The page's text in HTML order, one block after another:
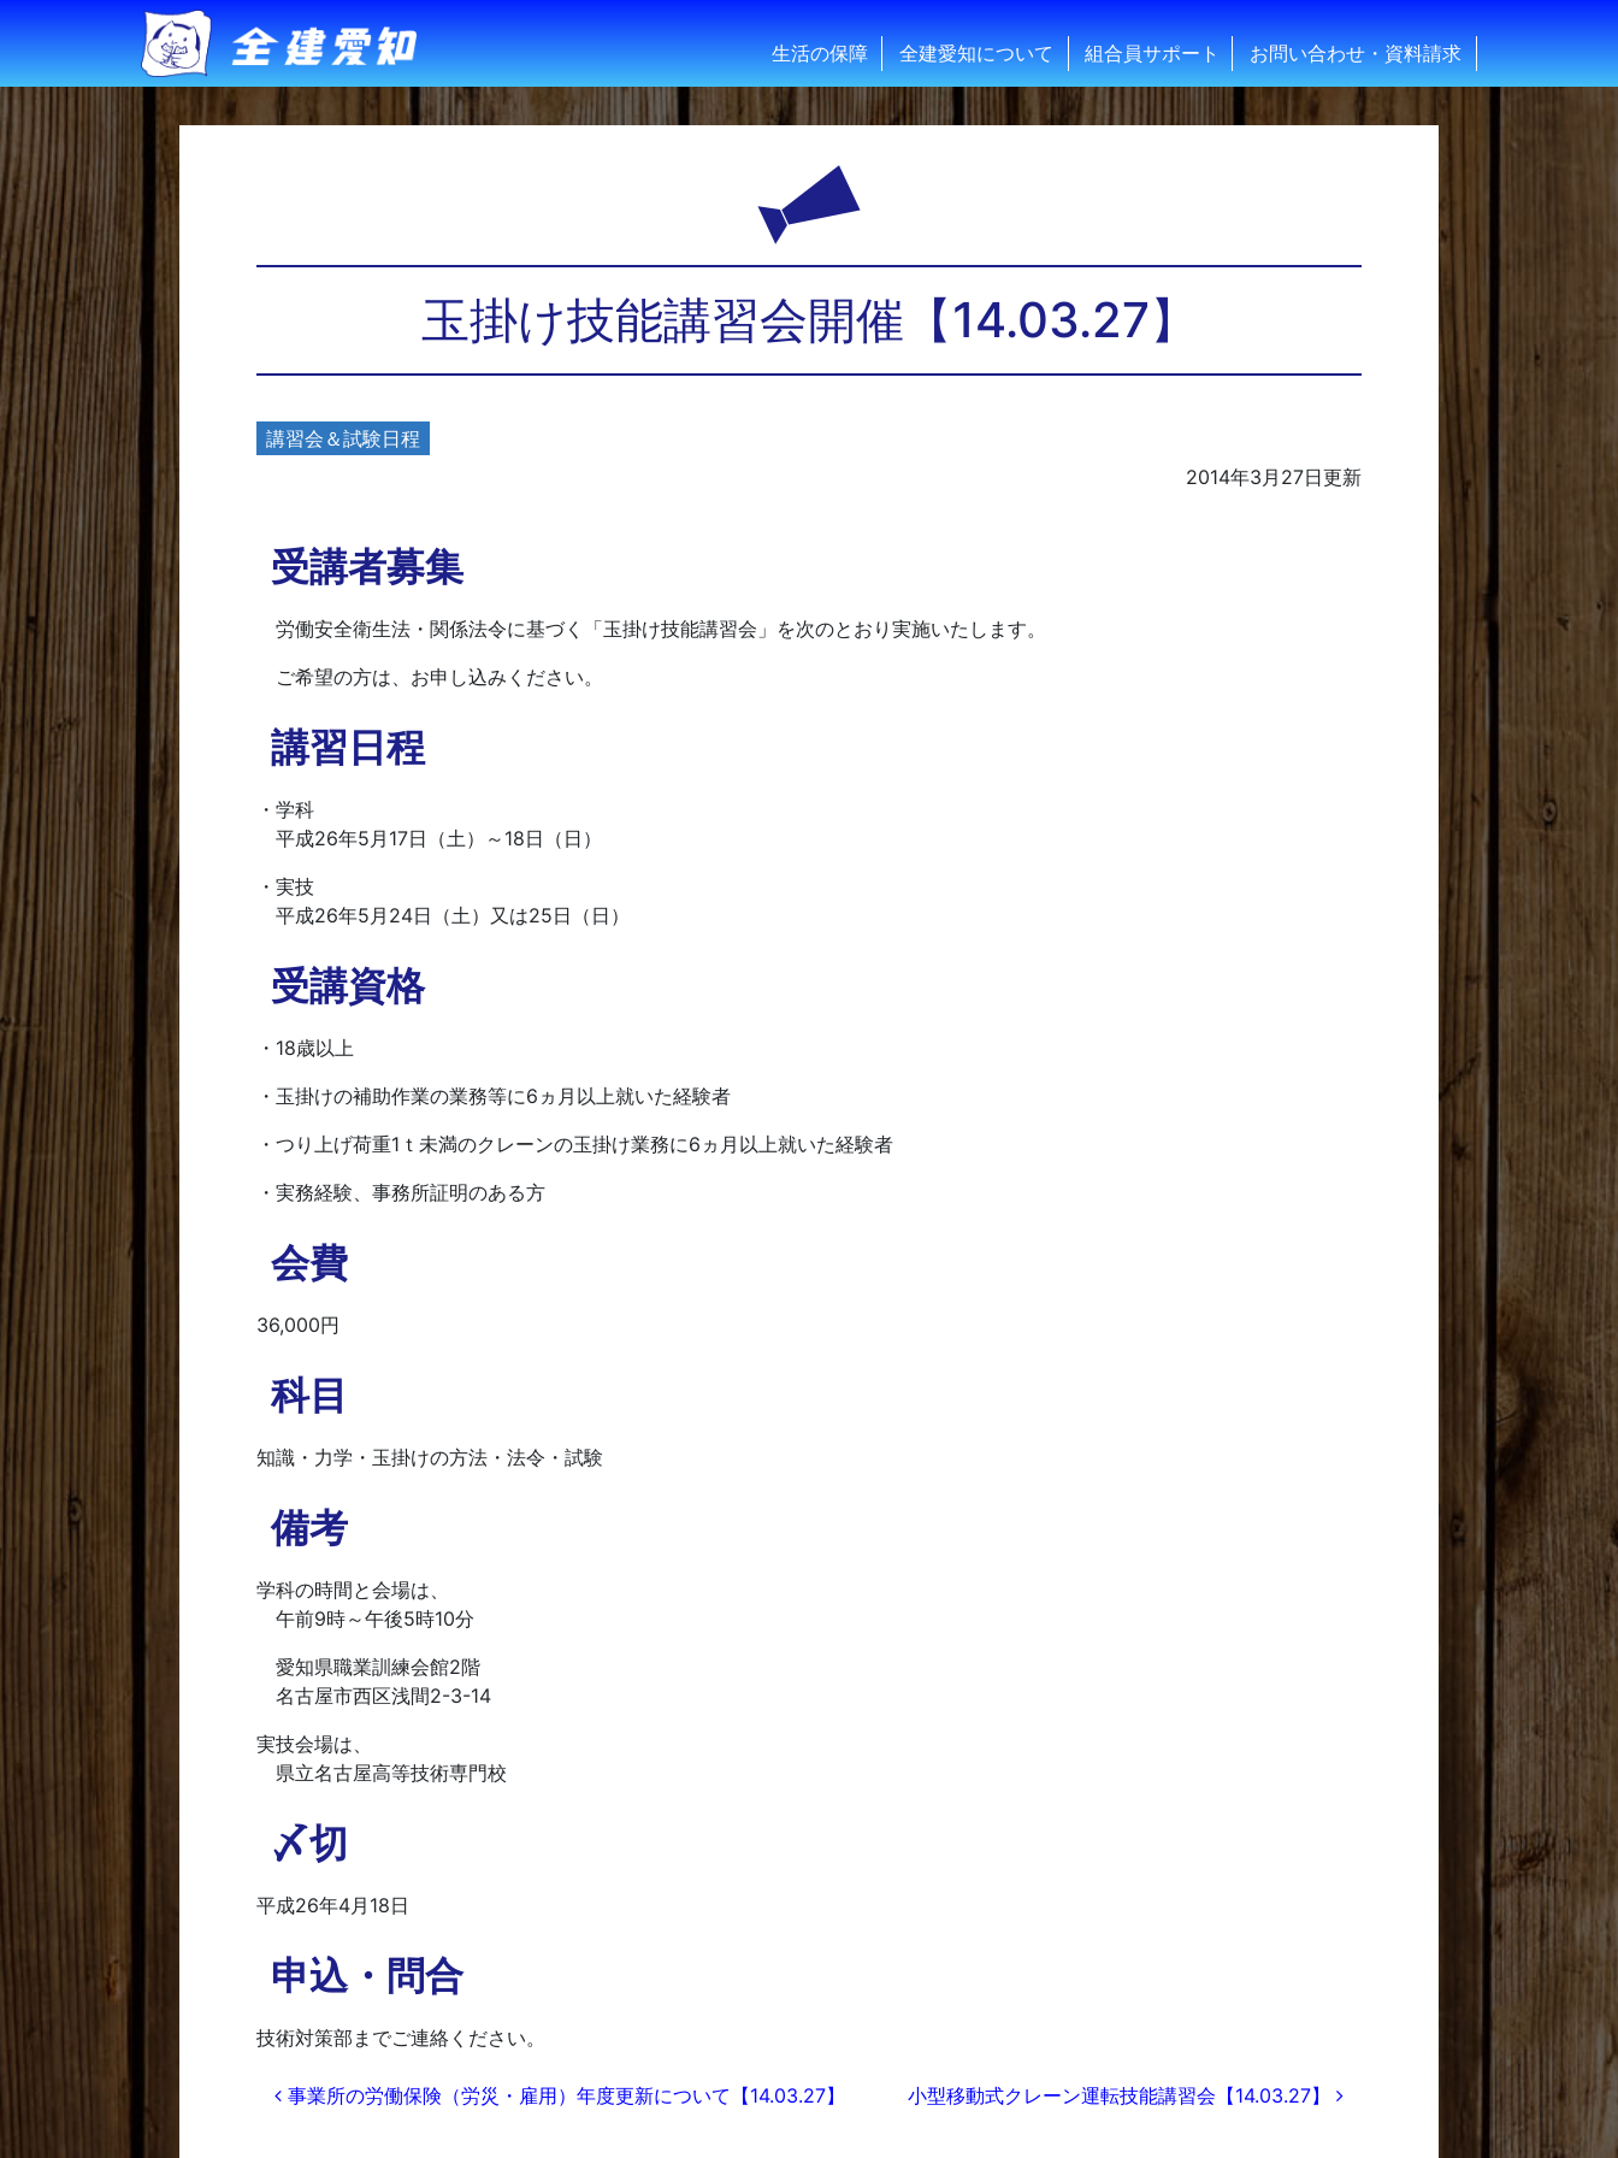
生活の保障 全建愛知について 組合員サポート お問い合わせ・資料請求
玉掛け技能講習会開催【14.03.27】
講習会＆試験日程
2014年3月27日更新
受講者募集
労働安全衛生法・関係法令に基づく「玉掛け技能講習会」を次のとおり実施いたします。
ご希望の方は、お申し込みください。
講習日程
・学科
平成26年5月17日（土）～18日（日）
・実技
平成26年5月24日（土）又は25日（日）
受講資格
・18歳以上
・玉掛けの補助作業の業務等に6ヵ月以上就いた経験者
・つり上げ荷重1ｔ未満のクレーンの玉掛け業務に6ヵ月以上就いた経験者
・実務経験、事務所証明のある方
会費
36,000円
科目
知識・力学・玉掛けの方法・法令・試験
備考
学科の時間と会場は、
午前9時～午後5時10分
愛知県職業訓練会館2階
名古屋市西区浅間2-3-14
実技会場は、
県立名古屋高等技術専門校
〆切
平成26年4月18日
申込・問合
技術対策部までご連絡ください。
投稿ナビゲーション
事業所の労働保険（労災・雇用）年度更新について【14.03.27】 小型移動式クレーン運転技能講習会【14.03.27】